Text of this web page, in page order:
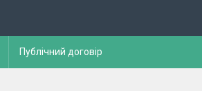
Публічний договір